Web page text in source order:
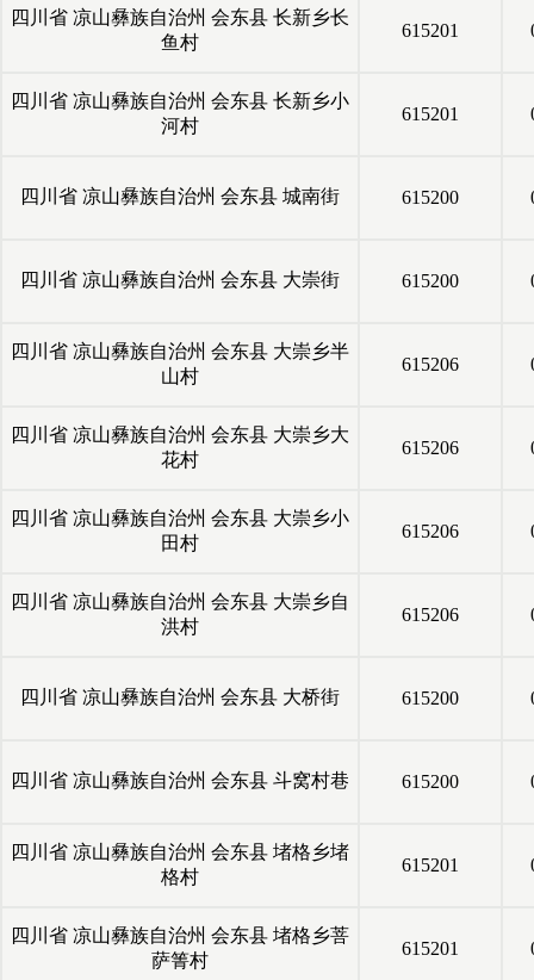
四川省 凉山彝族自治州 会东县 长新乡长
鱼村
615201
四川省 凉山彝族自治州 会东县 长新乡小
河村
615201
四川省 凉山彝族自治州 会东县 城南街 615200
四川省 凉山彝族自治州 会东县 大崇街 615200
四川省 凉山彝族自治州 会东县 大崇乡半
山村
615206
四川省 凉山彝族自治州 会东县 大崇乡大
花村
615206
四川省 凉山彝族自治州 会东县 大崇乡小
田村
615206
四川省 凉山彝族自治州 会东县 大崇乡自
洪村
615206
四川省 凉山彝族自治州 会东县 大桥街 615200
四川省 凉山彝族自治州 会东县 斗窝村巷 615200
四川省 凉山彝族自治州 会东县 堵格乡堵
格村
615201
四川省 凉山彝族自治州 会东县 堵格乡菩
萨箐村
615201